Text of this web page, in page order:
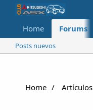
Home Forums
Posts nuevos
Home Artículos